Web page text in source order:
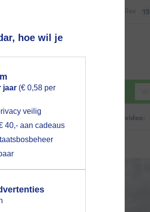
hoe wil je
jaar (€ 0,58 per
veilig
40,- aan cadeaus
Files 15
Weerzine
Zoeken in foto & video:
gebruiken voor
akkoord op hebt
zo een pop-up uit
toestemming
wordt.